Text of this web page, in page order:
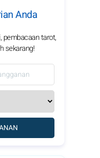
Anda
pembacaan tarot,
sekarang!